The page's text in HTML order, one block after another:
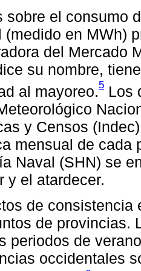
sobre el consumo
(medido en MWh)
del Mercado
su nombre,
al mayoreo.5 Los
y Censos
mensual de cada
Naval (SHN) se
y el atardecer.
de
de provincias.
periodos de
occidentales